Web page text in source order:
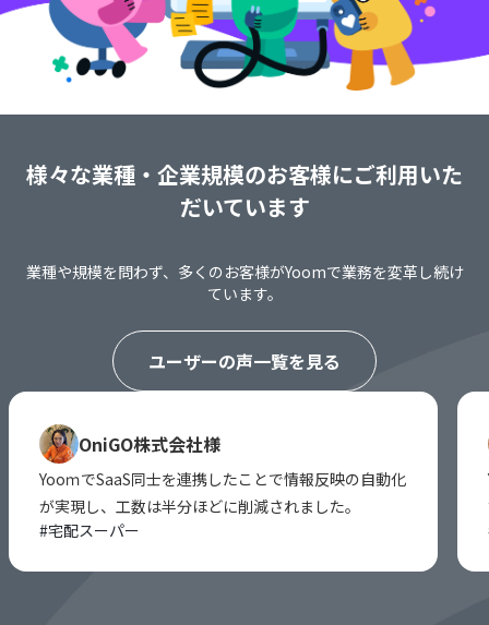
様々な業種・企業規模のお客様にご利用いた
だいています
業種や規模を問わず、多くのお客様がYoomで業務を変革し続け
ています。
ユーザーの声一覧を見る
OniGO株式会社様
YooｍでSaaS同士を連携したことで情報反映の自動化
が実現し、工数は半分ほどに削減されました。
#宅配スーパー